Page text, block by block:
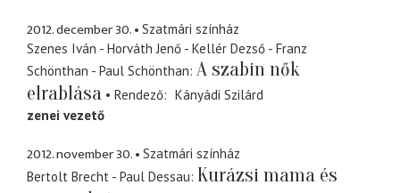
2012. december 30.
Szatmári színház
Szenes Iván - Horváth Jenő - Kellér Dezső - Franz
Schönthan - Paul Schönthan A szabin nők
elrablása
Rendező
Kányádi Szilárd
zenei vezető
2012. november 30.
Szatmári színház
Bertolt Brecht - Paul Dessau Kurázsi mama és